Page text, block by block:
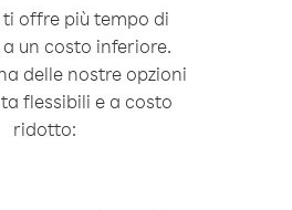
ti offre più tempo di
un costo inferiore.
delle nostre opzioni
flessibili e a costo
ridotto: